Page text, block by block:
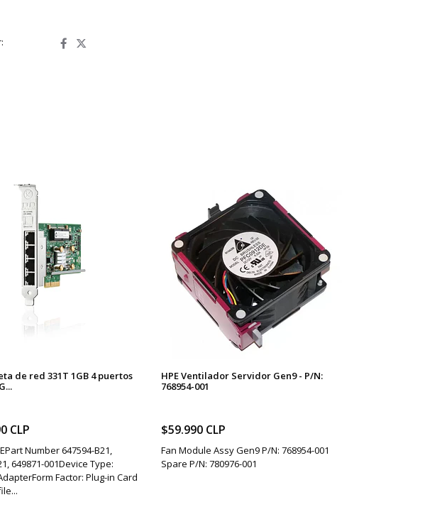
de red 331T 1GB 4 puertos
CLP
Number 647594-B21,
649871-001Device Type:
Factor: Plug-in Card
HPE Ventilador Servidor Gen9 - P/N:
768954-001
$59.990 CLP
Fan Module Assy Gen9 P/N: 768954-001
Spare P/N: 780976-001